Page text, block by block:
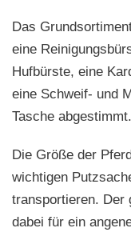
Das
eine
Hufbürste, eine
eine Schweif- und
Tasche abgestimmt.
Die Größe der
wichtigen
transportieren. Der
dabei für ein